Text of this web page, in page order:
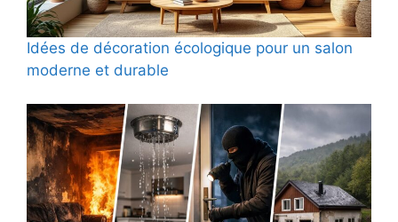
Idées de décoration écologique pour un salon
moderne et durable